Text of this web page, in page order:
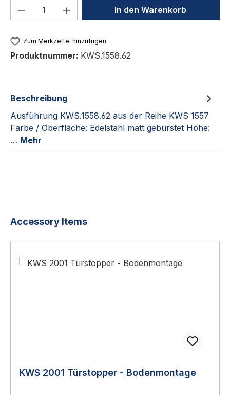
Produkt Anzahl: Gib denIn den Warenkorb
Zum Merkzettel hinzufügen
Produktnummer: KWS.1558.62
Beschreibung
Ausführung KWS.1558.62 aus der Reihe KWS 1557
Farbe / Oberfläche: Edelstahl matt gebürstet Höhe:
… Mehr
Produktgalerie überspringen
Accessory Items
KWS 2001 Türstopper - Bodenmontage